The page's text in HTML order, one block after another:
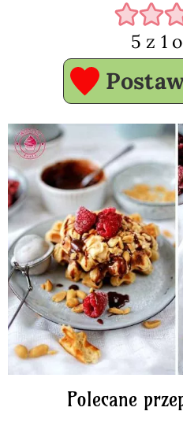
5 z 1
Polecane